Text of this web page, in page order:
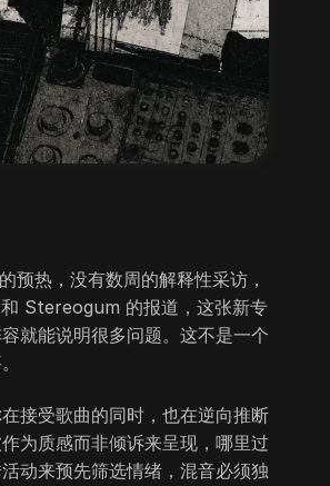
预热，没有数周的解释性采访，
Stereogum 的报道，这张新专
就能说明很多问题。这不是一个
接受歌曲的同时，也在逆向推断
为质感而非倾诉来呈现，哪里过
动来预先筛选情绪，混音必须独